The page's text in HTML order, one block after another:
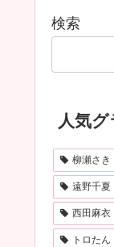
検索
人気
柳瀬さき
遠野千夏
西田麻衣
トロたん